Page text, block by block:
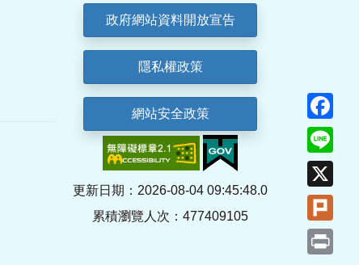
政府網站資料開放宣告
隱私權政策
網站安全政策
更新日期：2026-08-04 09:45:48.0
累積瀏覽人次：477409105